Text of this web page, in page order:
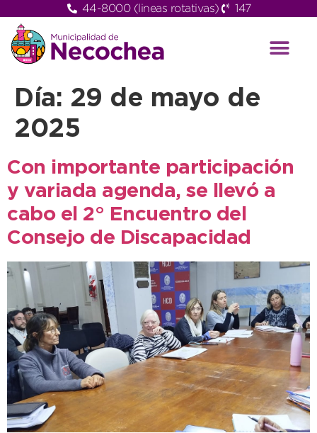
44-8000 (lineas rotativas) 147
Día: 29 de mayo de
2025
Con importante participación
y variada agenda, se llevó a
cabo el 2° Encuentro del
Consejo de Discapacidad